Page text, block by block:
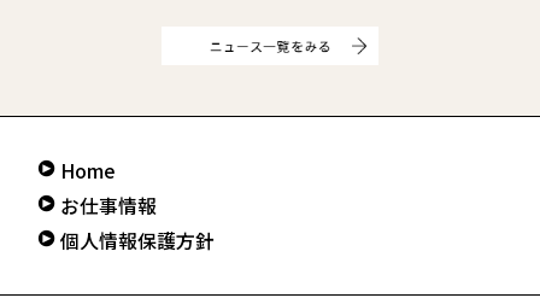
Home
お仕事情報
個人情報保護方針